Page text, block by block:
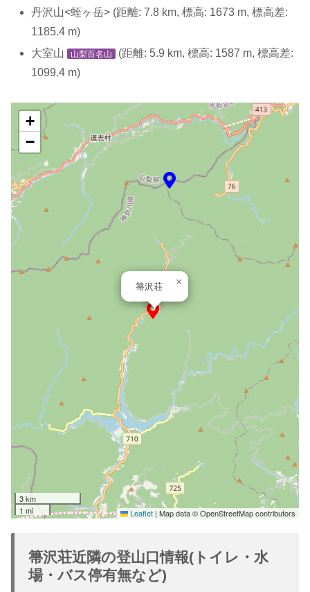
丹沢山<蛭ヶ岳> (距離: 7.8 km, 標高: 1673 m, 標高差:
1185.4 m)
大室山 山梨百名山
(距離: 5.9 km, 標高: 1587 m, 標高差:
1099.4 m)
箒沢荘 ×
+
−
3 km
1 mi
Leaflet | Map data © OpenStreetMap contributors
箒沢荘近隣の登山口情報(トイレ・水
場・バス停有無など)